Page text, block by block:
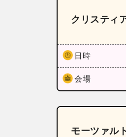
クリスティ
日時
会場
モーツァル